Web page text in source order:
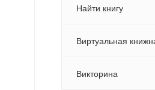
Найти книгу
Виртуальная
Викторина